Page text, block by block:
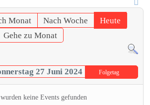
Monat Nach Woche
Heute
Gehe zu Monat
27 Juni 2024 Folgetag
keine Events gefunden